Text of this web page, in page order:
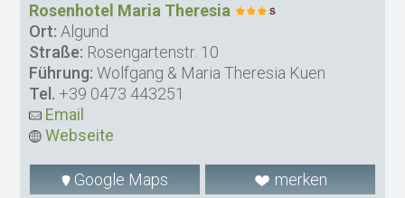
Rosenhotel Maria Theresia
Ort: Algund
Straße: Rosengartenstr. 10
Führung: Wolfgang & Maria Theresia Kuen
Tel. +39 0473 443251
Email
Webseite
Google Maps merken